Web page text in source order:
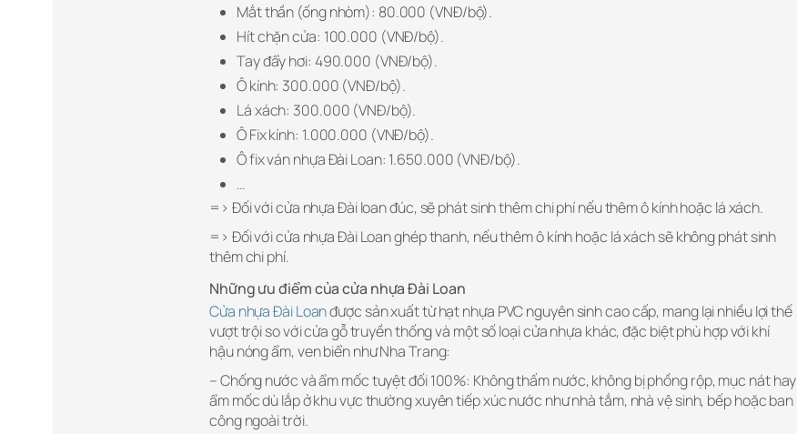
Mắt thần (ống nhòm): 80.000 (VNĐ/bộ).
Hít chặn cửa: 100.000 (VNĐ/bộ).
Tay đẩy hơi: 490.000 (VNĐ/bộ).
Ô kính: 300.000 (VNĐ/bộ).
Lá xách: 300.000 (VNĐ/bộ).
Ô Fix kính: 1.000.000 (VNĐ/bộ).
Ô fix ván nhựa Đài Loan: 1.650.000 (VNĐ/bộ).
…
=> Đối với cửa nhựa Đài loan đúc, sẽ phát sinh thêm chi phí nếu thêm ô kính hoặc lá xách.
=> Đối với cửa nhựa Đài Loan ghép thanh, nếu thêm ô kính hoặc lá xách sẽ không phát sinh
thêm chi phí.
Những ưu điểm của cửa nhựa Đài Loan
Cửa nhựa Đài Loanđược sản xuất từ hạt nhựa PVC nguyên sinh cao cấp, mang lại nhiều lợi thế
vượt trội so với cửa gỗ truyền thống và một số loại cửa nhựa khác, đặc biệt phù hợp với khí
hậu nóng ẩm, ven biển như Nha Trang:
– Chống nước và ẩm mốc tuyệt đối 100%: Không thấm nước, không bị phồng rộp, mục nát hay
ẩm mốc dù lắp ở khu vực thường xuyên tiếp xúc nước như nhà tắm, nhà vệ sinh, bếp hoặc ban
công ngoài trời.